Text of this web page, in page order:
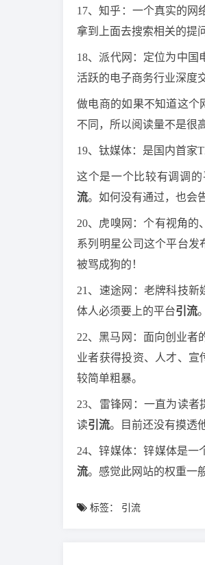
17、知乎：一个真实的网
拿到上面去搜索相关的提
18、派代网：定位为中国
活跃的电子商务行业深度
做电商的如果不知道这个
不同，所以阅读量不是很
19、钛媒体：是国内首家
这个是一个比较有调调
流。如何没有通过，也会
20、虎嗅网：个有视角
系列明星公司这个平台发
被骂成狗的！
21、速途网：老牌科技
体人必须要上的平台引流
22、黑马网：面向创业者
业者获得投资、人才、宣
较简单粗暴。
23、雷锋网：一直为读
读引流。目前还没有摸透
24、锌媒体：锌媒体是
流。感觉此网站的权重一般
标签： 引流